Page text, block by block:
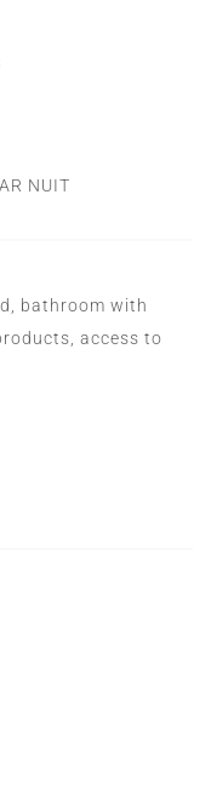
NUIT
bathroom with
access to